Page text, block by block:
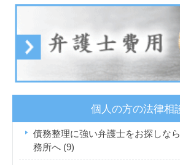
個人の方の法律相
債務整理に強い弁護士をお探しな
務所へ (9)